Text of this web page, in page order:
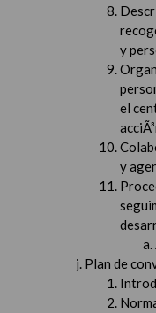
y
el
y
Plan de